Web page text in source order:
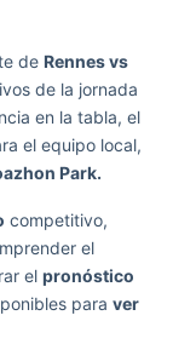
de Rennes vs
de la jornada
en la tabla, el
el equipo local,
Park.
competitivo,
el
el pronóstico
para ver